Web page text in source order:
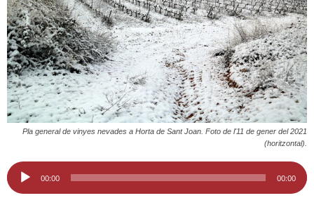
Pla general de vinyes nevades a Horta de Sant Joan. Foto de l'11 de gener del 2021
(horitzontal).
Reproductor
d'àudio
00:00 00:00